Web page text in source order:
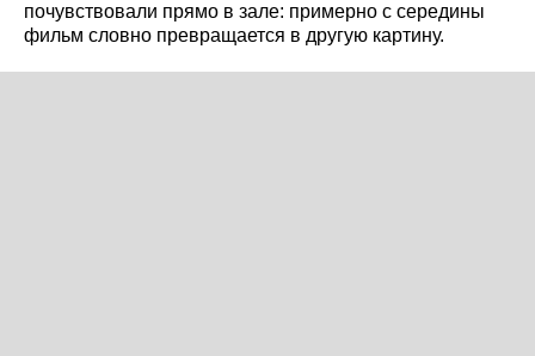
почувствовали прямо в зале: примерно с середины
фильм словно превращается в другую картину.